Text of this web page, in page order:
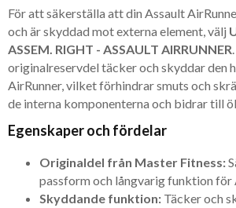
För att säkerställa att din Assault
och är skyddad mot externa element, välj
ASSEM. RIGHT - ASSAULT AIRRUNNER
originalreservdel täcker och skyddar den
AirRunner, vilket förhindrar smuts och
de interna komponenterna och bidrar till
Egenskaper och fördelar
Originaldel från Master Fitness:
passform och långvarig funktion för
Skyddande funktion: Täcker och